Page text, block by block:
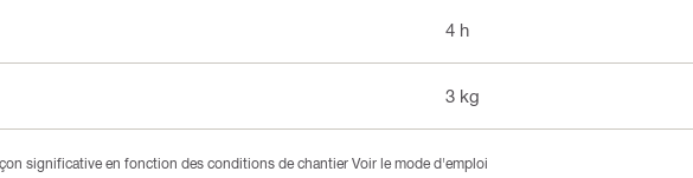
4 h
3 kg
significative en fonction des conditions de chantier Voir le mode d'emploi